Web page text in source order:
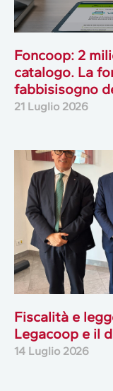
Foncoop: 2
catalogo. La
fabbisisogno
21 Luglio 2026
Fiscalità e
Legacoop e il
14 Luglio 2026